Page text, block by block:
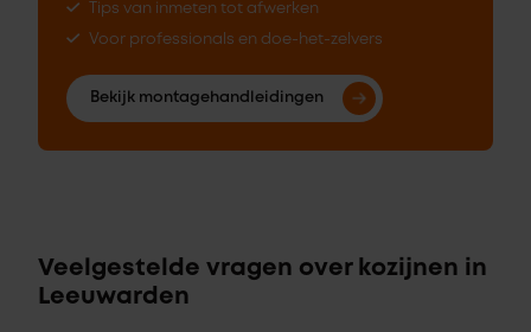
Tips van inmeten tot afwerken
Voor professionals en doe-het-zelvers
Bekijk montagehandleidingen
Veelgestelde vragen over kozijnen in
Leeuwarden